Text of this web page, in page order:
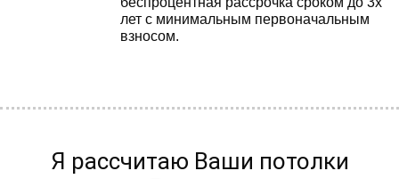
лет с минимальным первоначальным
взносом.
Я рассчитаю Ваши потолки